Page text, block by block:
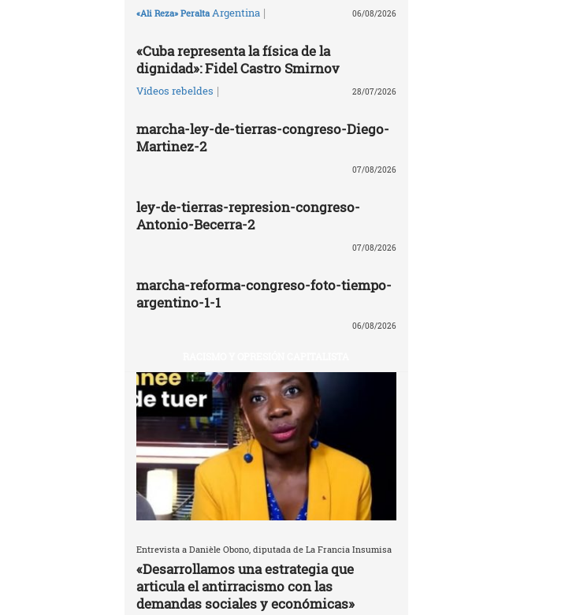
«Ali Reza» Peralta Argentina| 06/08/2026
«Cuba representa la física de la
dignidad»: Fidel Castro Smirnov
Vídeos rebeldes | 28/07/2026
marcha-ley-de-tierras-congreso-Diego-
Martinez-2
07/08/2026
ley-de-tierras-represion-congreso-
Antonio-Becerra-2
07/08/2026
marcha-reforma-congreso-foto-tiempo-
argentino-1-1
06/08/2026
Entrevista a Danièle Obono, diputada de La Francia Insumisa
«Desarrollamos una estrategia que
articula el antirracismo con las
demandas sociales y económicas»